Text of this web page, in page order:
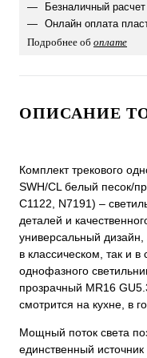
Безналичный расчет
Онлайн оплата
Подробнее об оплате
ОПИСАНИЕ
Комплект трекового
SWH/CL белый песок/
C1122, N7191) –
деталей и
универсальный дизайн,
в классическом, так и
однофазного
прозрачный MR16
смотрится на кухне, в
Мощный поток света
единственный